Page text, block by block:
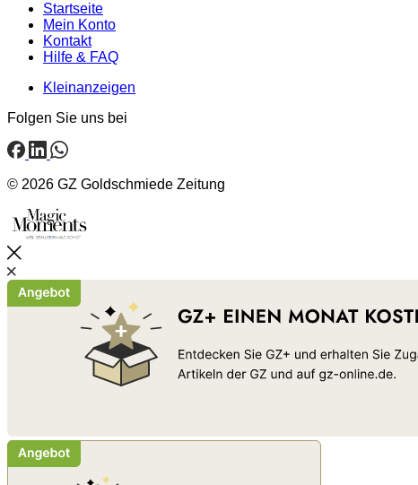
Startseite
Mein Konto
Kontakt
Hilfe & FAQ
Kleinanzeigen
Folgen Sie uns bei
© 2026 GZ Goldschmiede Zeitung
Schließen